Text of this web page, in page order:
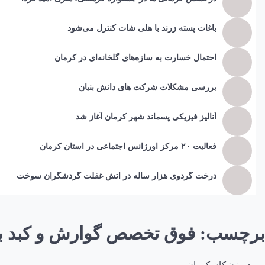
باغات پسته زرند با هلی شات کنترل می‌شود
احتمال خسارت به ساز‌ه‌های گلخانه‌ای در کرمان
بررسی مشکلات شرکت های دانش بنیان
آنالیز فیزیکی پسماند شهر کرمان آغاز شد
فعالیت ۲۰ مرکز اورژانس اجتماعی در استان کرمان
درخت گردوی هزار ساله در آتش غفلت گردشگران سوخت
برچسب: فوق تخصص گوارش و کبد